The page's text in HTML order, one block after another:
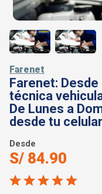
Farenet
Farenet:
técnica
De Lunes a
desde tu
Desde
S/ 84.90